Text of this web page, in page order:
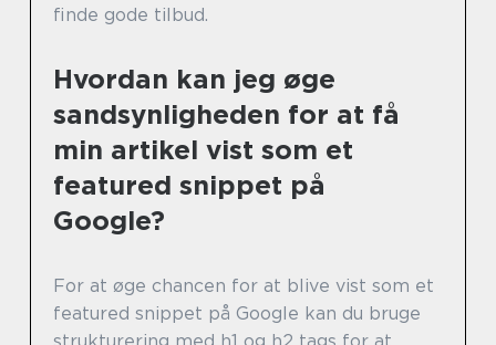
finde gode tilbud.
Hvordan kan jeg øge
sandsynligheden for at få
min artikel vist som et
featured snippet på
Google?
For at øge chancen for at blive vist som et
featured snippet på Google kan du bruge